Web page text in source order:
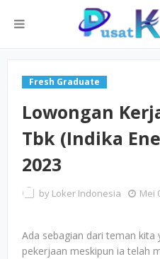
Fresh Graduate
Lowongan
Tbk (Indika
2023
by Loker Indonesia Mei
Ada sebagian dari teman kita
pekerjaan meskipun ia telah